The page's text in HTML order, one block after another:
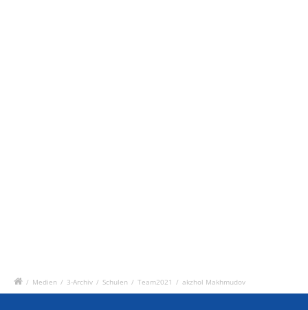
/ Medien / 3-Archiv / Schulen / Team2021 / akzhol Makhmudov